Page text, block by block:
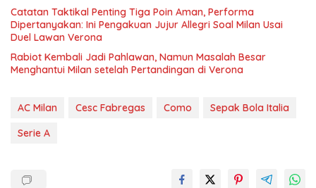
Catatan Taktikal Penting Tiga Poin Aman, Performa
Dipertanyakan: Ini Pengakuan Jujur Allegri Soal Milan Usai
Duel Lawan Verona
Rabiot Kembali Jadi Pahlawan, Namun Masalah Besar
Menghantui Milan setelah Pertandingan di Verona
AC Milan Cesc Fabregas Como
Sepak Bola Italia
Serie A